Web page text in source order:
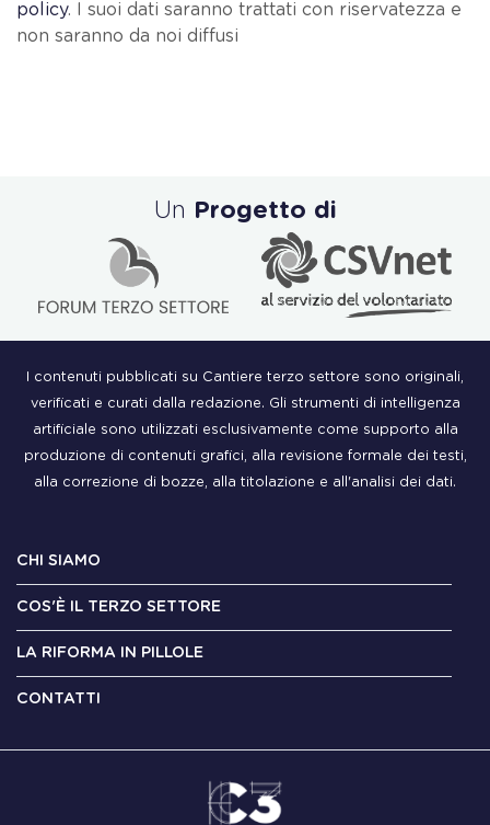
policy. I suoi dati saranno trattati con riservatezza e
non saranno da noi diffusi
Un Progetto di
I contenuti pubblicati su Cantiere terzo settore sono originali,
verificati e curati dalla redazione. Gli strumenti di intelligenza
artificiale sono utilizzati esclusivamente come supporto alla
produzione di contenuti grafici, alla revisione formale dei testi,
alla correzione di bozze, alla titolazione e all'analisi dei dati.
CHI SIAMO
COS'È IL TERZO SETTORE
LA RIFORMA IN PILLOLE
CONTATTI